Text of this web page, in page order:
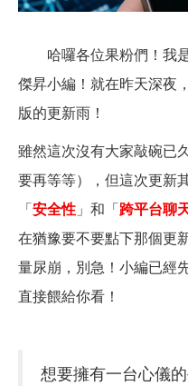
哈囉各位果粉們！我是
傑昇小編！就在昨天深夜
版的更新雨！
雖然這次沒有大家敲碗已
要再等等），但這次更新
「 安全性 」和「 跨平台聊
在猶豫要不要點下那個更
量尿崩，別急！小編已經
直接餵給你看！
想要擁有一台心儀